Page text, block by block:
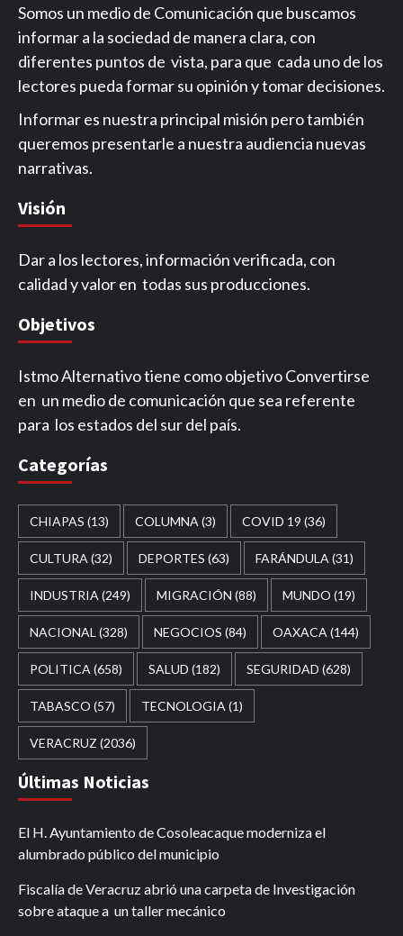
Somos un medio de Comunicación que buscamos
informar a la sociedad de manera clara, con
diferentes puntos de vista, para que cada uno de los
lectores pueda formar su opinión y tomar decisiones.
Informar es nuestra principal misión pero también
queremos presentarle a nuestra audiencia nuevas
narrativas.
Visión
Dar a los lectores, información verificada, con
calidad y valor en todas sus producciones.
Objetivos
Istmo Alternativo tiene como objetivo Convertirse
en un medio de comunicación que sea referente
para los estados del sur del país.
Categorías
CHIAPAS (13) COLUMNA (3) COVID 19 (36)
CULTURA (32) DEPORTES (63) FARÁNDULA (31)
INDUSTRIA (249) MIGRACIÓN (88) MUNDO (19)
NACIONAL (328) NEGOCIOS (84) OAXACA (144)
POLITICA (658) SALUD (182) SEGURIDAD (628)
TABASCO (57) TECNOLOGIA (1)
VERACRUZ (2036)
Últimas Noticias
El H. Ayuntamiento de Cosoleacaque moderniza el
alumbrado público del municipio
Fiscalía de Veracruz abrió una carpeta de Investigación
sobre ataque a un taller mecánico